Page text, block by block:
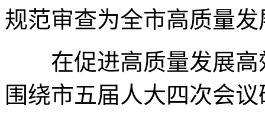
规范审查为全市高质量
在促进高质量发展高
围绕市五届人大四次会